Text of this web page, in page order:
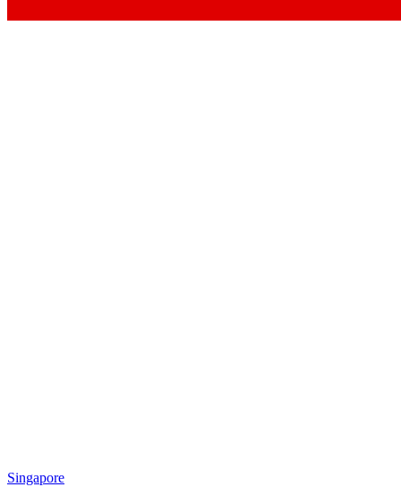
Singapore